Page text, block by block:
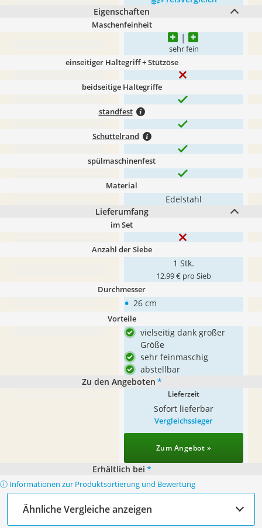
Eigenschaften
Maschenfeinheit
sehr fein
einseitiger Haltegriff + Stützöse
beidseitige Haltegriffe
standfest
Schüttelrand
spülmaschinenfest
Material
Edelstahl
Lieferumfang
im Set
Anzahl der Siebe
1 Stk.
12,99 € pro Sieb
Durchmesser
• 26 cm
Vorteile
vielseitig dank großer
Größe
sehr feinmaschig
abstellbar
Zu den Angeboten *
Lieferzeit
Sofort lieferbar
Vergleichssieger
Zum Angebot »
Erhältlich bei *
ⓘ Informationen zur Produktsortierung und Bewertung
Ähnliche Vergleiche anzeigen